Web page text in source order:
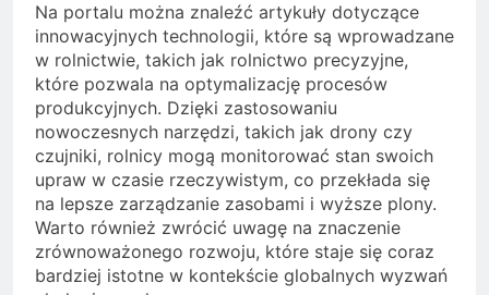
Na portalu można znaleźć artykuły dotyczące
innowacyjnych technologii, które są wprowadzane
w rolnictwie, takich jak rolnictwo precyzyjne,
które pozwala na optymalizację procesów
produkcyjnych. Dzięki zastosowaniu
nowoczesnych narzędzi, takich jak drony czy
czujniki, rolnicy mogą monitorować stan swoich
upraw w czasie rzeczywistym, co przekłada się
na lepsze zarządzanie zasobami i wyższe plony.
Warto również zwrócić uwagę na znaczenie
zrównoważonego rozwoju, które staje się coraz
bardziej istotne w kontekście globalnych wyzwań